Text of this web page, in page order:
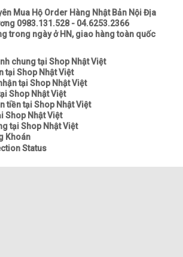
Mua Hộ Order Hàng Nhật Bản Nội Địa
0983.131.528 - 04.6253.2366
trong ngày ở HN, giao hàng toàn quốc
chung tại Shop Nhật Việt
tại Shop Nhật Việt
tại Shop Nhật Việt
Shop Nhật Việt
tiền tại Shop Nhật Việt
Shop Nhật Việt
tại Shop Nhật Việt
Khoán